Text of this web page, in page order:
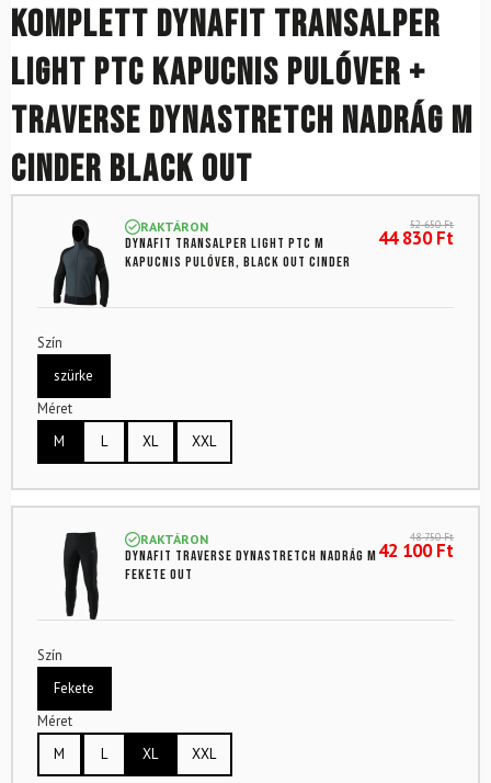
Komplett DYNAFIT Transalper
Light PTC kapucnis pulóver +
Traverse Dynastretch nadrág M
Cinder Black Out
RAKTÁRON
DYNAFIT Transalper Light PTC M
kapucnis pulóver, Black Out Cinder
52 650Ft
44 830Ft
Szín
szürke
Méret
M
L XL XXL
RAKTÁRON
DYNAFIT Traverse Dynastretch Nadrág M
Fekete Out
48 750Ft
42 100Ft
Szín
Fekete
Méret
M
L XL XXL